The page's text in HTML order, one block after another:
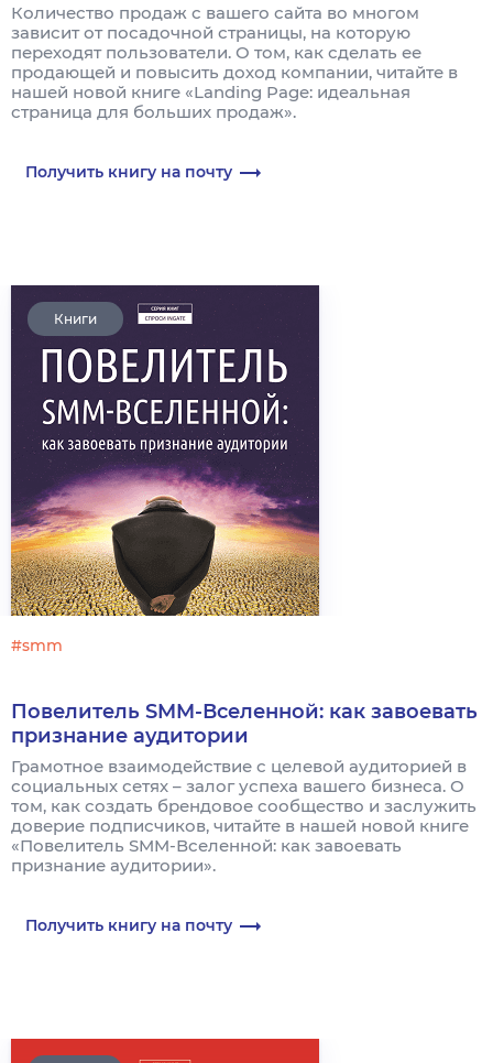
Количество продаж с вашего сайта во многом
зависит от посадочной страницы, на которую
переходят пользователи. О том, как сделать ее
продающей и повысить доход компании, читайте в
нашей новой книге «Landing Page: идеальная
страница для больших продаж».
Получить книгу на почту
Книги
#smm
Повелитель SMM-Вселенной: как завоевать
признание аудитории
Грамотное взаимодействие с целевой аудиторией в
социальных сетях – залог успеха вашего бизнеса. О
том, как создать брендовое сообщество и заслужить
доверие подписчиков, читайте в нашей новой книге
«Повелитель SMM-Вселенной: как завоевать
признание аудитории».
Получить книгу на почту